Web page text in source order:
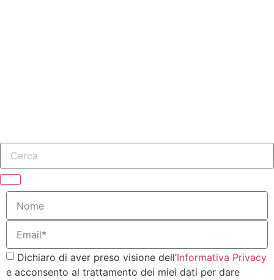
Dichiaro di aver preso visione dell’Informativa Privacy
e acconsento al trattamento dei miei dati per dare